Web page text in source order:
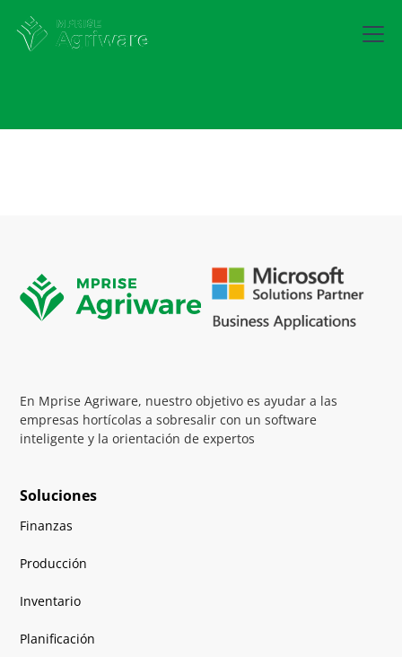
En Mprise Agriware, nuestro objetivo es ayudar a las
empresas hortícolas a sobresalir con un software
inteligente y la orientación de expertos
Soluciones
Finanzas
Producción
Inventario
Planificación